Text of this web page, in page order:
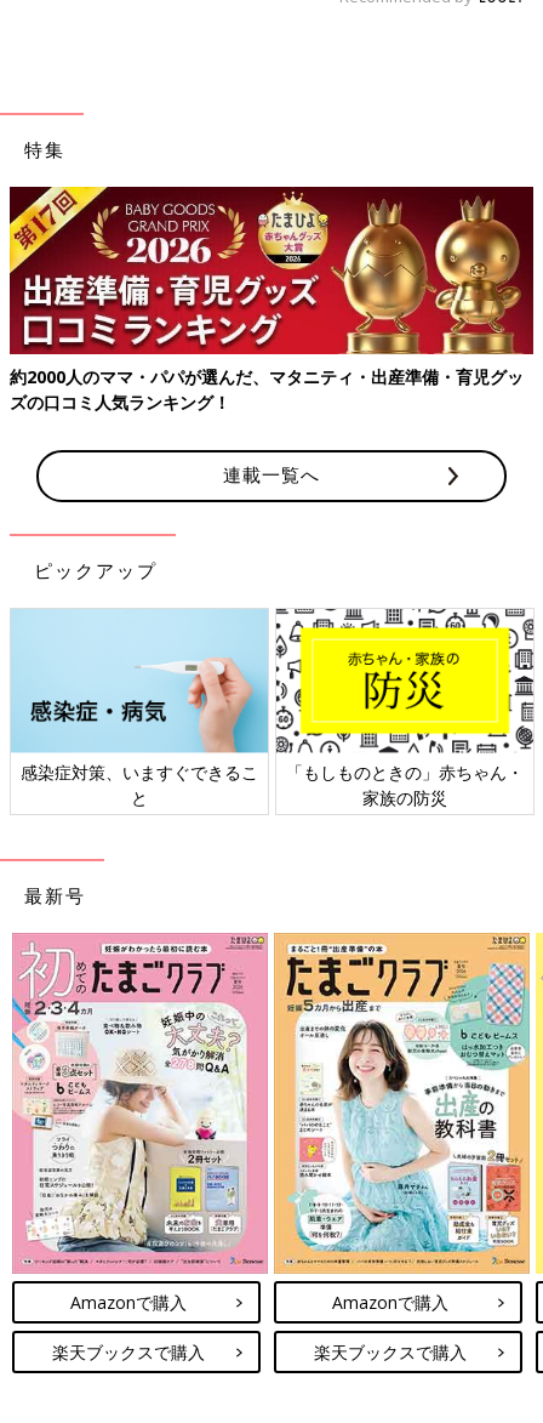
特集
約2000人のママ・パパが選んだ、マタニティ・出産準備・育児グッ
ズの口コミ人気ランキング！
連載一覧へ
ピックアップ
感染症対策、いますぐできるこ
と
「もしものときの」赤ちゃん・
家族の防災
最新号
Amazonで購入
楽天ブックスで購入
Amazonで購入
楽天ブックスで購入